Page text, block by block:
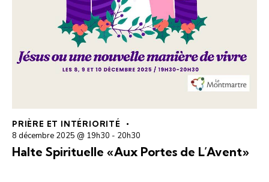
PRIÈRE ET INTÉRIORITÉ
8 décembre 2025 @ 19h30 - 20h30
Halte Spirituelle «Aux Portes de L’Avent»